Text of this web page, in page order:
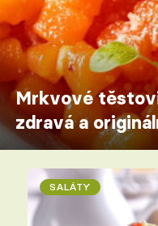
Mrkvové
zdravá a
SALÁTY